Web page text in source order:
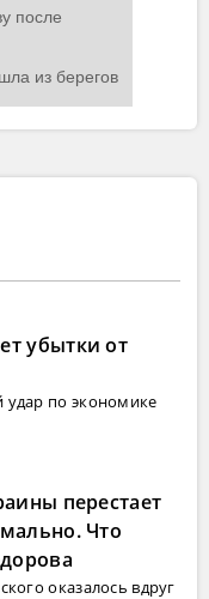
убытки от
по экономике
перестает
Что
оказалось вдруг